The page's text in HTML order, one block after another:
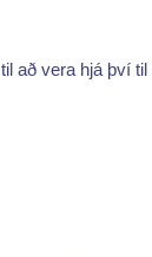
að vera hjá því